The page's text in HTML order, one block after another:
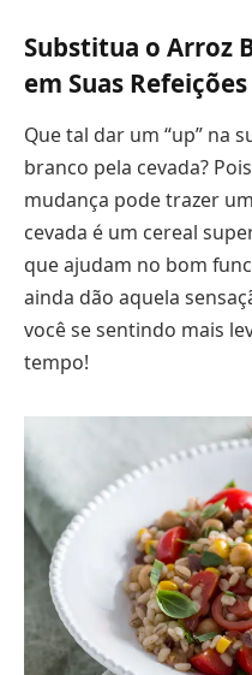
Substitua o Arroz
em Suas Refeições
Que tal dar um “up” na
branco pela cevada?
mudança pode trazer
cevada é um cereal
que ajudam no bom
ainda dão aquela
você se sentindo mais
tempo!